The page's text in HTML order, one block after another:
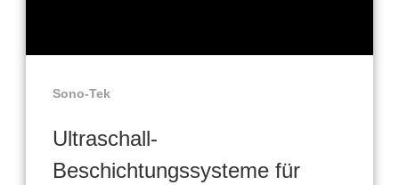
Sono-Tek
Ultraschall-
Beschichtungssysteme für